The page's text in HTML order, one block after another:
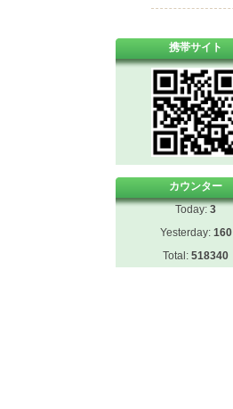
携帯サイト
カウンター
Today:3
Yesterday: 160
Total: 518340